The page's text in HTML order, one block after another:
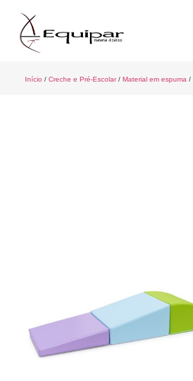
Início / Creche e Pré-Escolar/ Material em espuma /